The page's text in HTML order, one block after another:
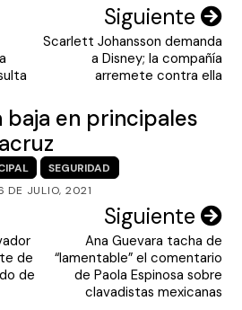
Siguiente
Scarlett Johansson demanda
a Disney; la compañía
arremete contra ella
baja en principales
SEGURIDAD
DE JULIO, 2021
de
de
Siguiente
Ana Guevara tacha de
“lamentable” el comentario
de Paola Espinosa sobre
clavadistas mexicanas